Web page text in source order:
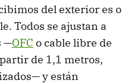
del exterior es o
Todos se ajustan a
—OFC o cable libre de
de 1,1 metros,
y están